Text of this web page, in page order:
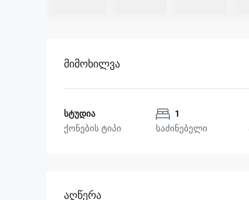
Მიმოხილვა
სტუდია
ქონების ტიპი
1
საძინებელი
Აღწერა